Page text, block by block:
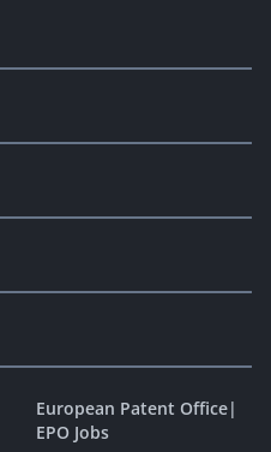
European Patent Office|
EPO Jobs